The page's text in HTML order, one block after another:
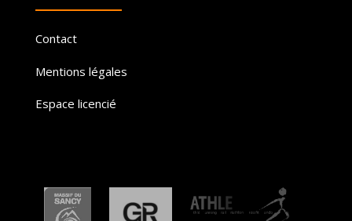
Contact
Mentions légales
Espace licencié